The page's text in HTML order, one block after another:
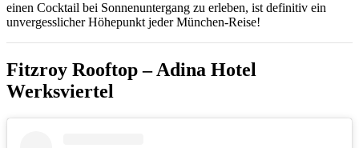
einen Cocktail bei Sonnenuntergang zu erleben, ist definitiv ein
unvergesslicher Höhepunkt jeder München-Reise!
Fitzroy Rooftop – Adina Hotel
Werksviertel